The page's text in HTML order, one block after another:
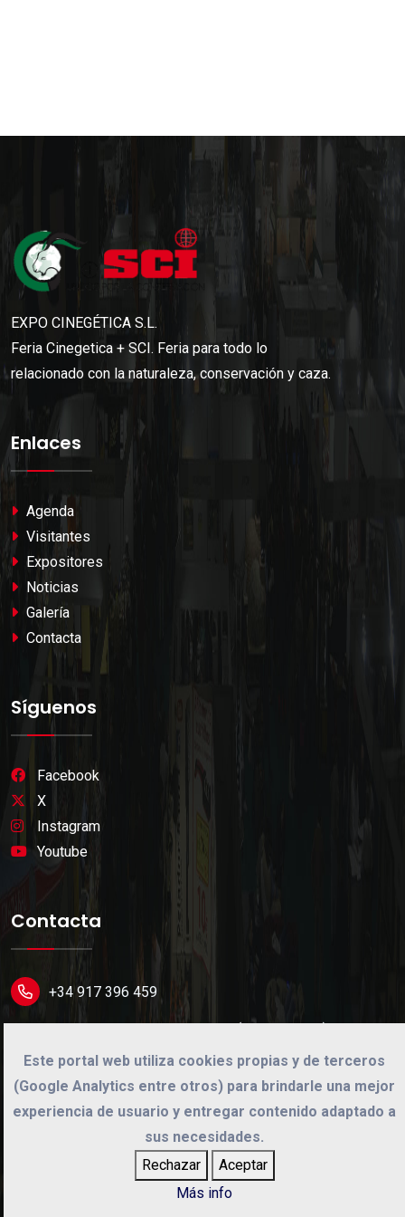
EXPO CINEGÉTICA S.L.
Feria Cinegetica + SCI. Feria para todo lo
relacionado con la naturaleza, conservación y caza.
Enlaces
Agenda
Visitantes
Expositores
Noticias
Galería
Contacta
Síguenos
Facebook
X
Instagram
Youtube
Contacta
+34 917 396 459
Av. Cardenal Herrera Oria 165 (L. Cinegética)
28034 Madrid (Spain).
info@cinegetica.es
Este portal web utiliza cookies propias y de terceros
(Google Analytics entre otros) para brindarle una mejor
experiencia de usuario y entregar contenido adaptado a
sus necesidades.
Rechazar
Aceptar
Más info